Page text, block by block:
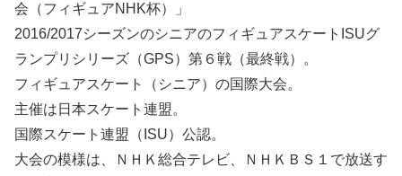
会（フィギュアNHK杯）」
2016/2017シーズンのシニアのフィギュアスケートISUグ
ランプリシリーズ（GPS）第６戦（最終戦）。
フィギュアスケート（シニア）の国際大会。
主催は日本スケート連盟。
国際スケート連盟（ISU）公認。
大会の模様は、ＮＨＫ総合テレビ、ＮＨＫＢＳ１で放送す